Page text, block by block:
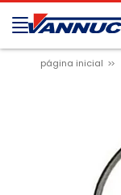
página inicial